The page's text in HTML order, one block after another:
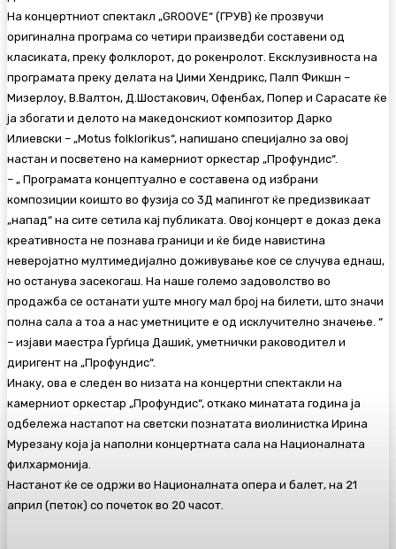
На концертниот спектакл „GROOVE“ (ГРУВ) ќе прозвучи
оригинална програма со четири праизведби составени од
класиката, преку фолклорот, до рокенролот. Ексклузивноста на
програмата преку делата на Џими Хендрикс, Палп Фикшн –
Мизерлоу, В.Валтон, Д.Шостакович, Офенбах, Попер и Сарасате ќе
ја збогати и делото на македонскиот композитор Дарко
Илиевски – „Motus folklorikus“, напишано специјално за овој
настан и посветено на камерниот оркестар „Профундис“.
– „ Програмата концептуално е составена од избрани
композиции коишто во фузија со 3Д мапингот ќе предизвикаат
„напад“ на сите сетила кај публиката. Овој концерт е доказ дека
креативноста не познава граници и ќе биде навистина
неверојатно мултимедијално доживување кое се случува еднаш,
но останува засекогаш. На наше големо задоволство во
продажба се останати уште многу мал број на билети, што значи
полна сала а тоа а нас уметниците е од исклучително значење. “
– изјави маестра Ѓурѓица Дашиќ, уметнички раководител и
диригент на „Профундис“.
Инаку, ова е следен во низата на концертни спектакли на
камерниот оркестар „Профундис“, откако минатата година ја
одбележа настапот на светски познатата виолинистка Ирина
Мурезану која ја наполни концертната сала на Националната
филхармонија.
Настанот ќе се одржи во Националната опера и балет, на 21
април (петок) со почеток во 20 часот.